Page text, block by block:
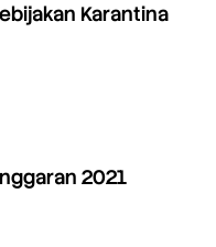
Karantina
2021